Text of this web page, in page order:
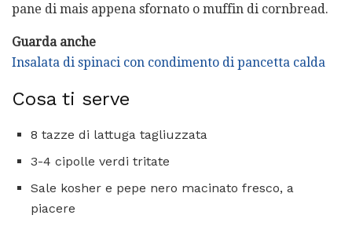
pane di mais appena sfornato o muffin di cornbread.
Guarda anche
Insalata di spinaci con condimento di pancetta calda
Cosa ti serve
8 tazze di lattuga tagliuzzata
3-4 cipolle verdi tritate
Sale kosher e pepe nero macinato fresco, a
piacere